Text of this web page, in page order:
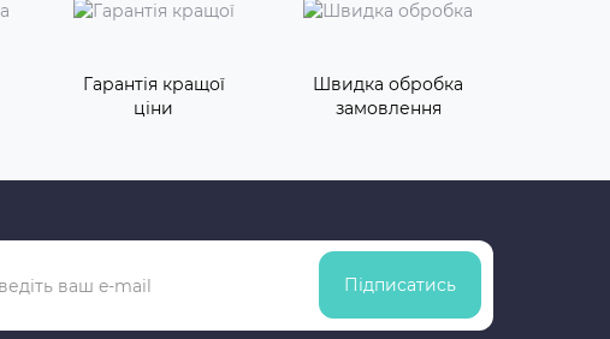
Гарантія кращої
ціни
Швидка обробка
замовлення
Підписатись